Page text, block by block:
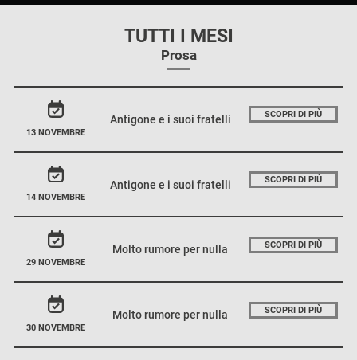
TUTTI I MESI
Prosa
13 NOVEMBRE
Antigone e i suoi fratelli SCOPRI DI PIÙ
14 NOVEMBRE
Antigone e i suoi fratelli SCOPRI DI PIÙ
29 NOVEMBRE
Molto rumore per nulla SCOPRI DI PIÙ
30 NOVEMBRE
Molto rumore per nulla SCOPRI DI PIÙ